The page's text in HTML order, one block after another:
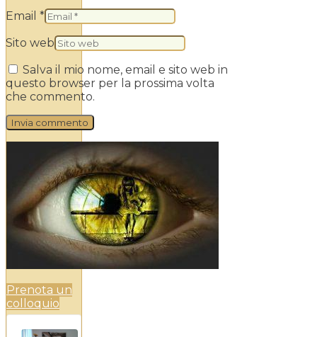
Email *
Sito web
Salva il mio nome, email e sito web in
questo browser per la prossima volta
che commento.
Prenota un
colloquio